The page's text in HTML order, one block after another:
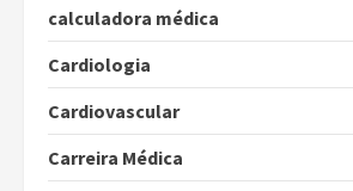
calculadora médica
Cardiologia
Cardiovascular
Carreira Médica